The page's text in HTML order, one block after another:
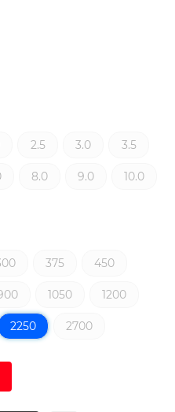
2.5 3.0 3.5
8.0 9.0 10.0
375 450
1050 1200
2250 2700